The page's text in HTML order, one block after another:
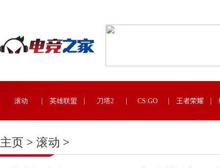
滚动 英雄联盟 刀塔2 CS:GO 王者荣耀
主页 > 滚动 >